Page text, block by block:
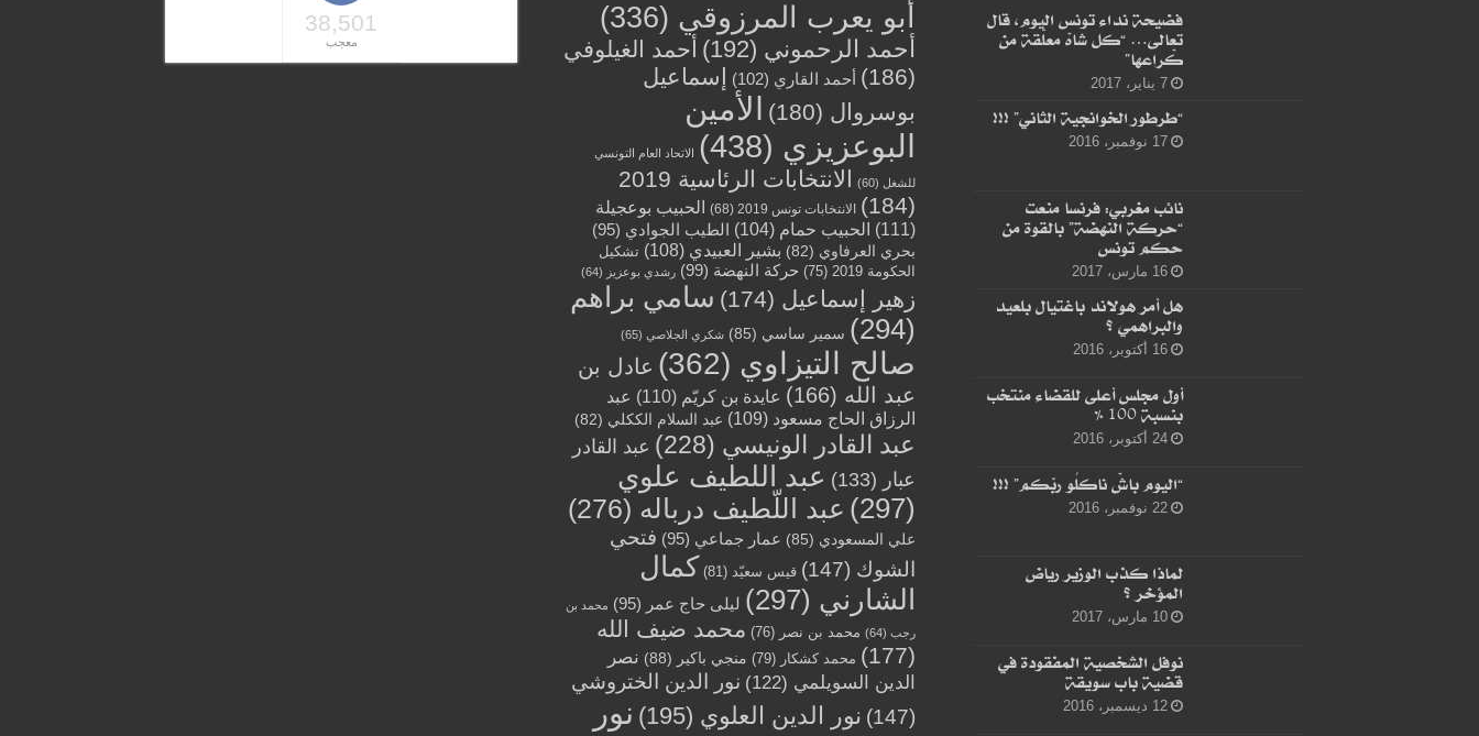
فضيحة نداء تونس اليوم، قال
تعالى… “كل شاهْ معلّقة من
كْراعها”
7 يناير، 2017
“طرطور الخوانجية الثاني” !!!
17 نوفمبر، 2016
نائب مغربي: فرنسا منعت
“حركة النهضة” بالقوة من
حكم تونس
16 مارس، 2017
هل أمر هولاند باغتيال بلعيد
والبراهمي ؟
16 أكتوبر، 2016
أول مجلس أعلى للقضاء منتخب
بنسبة 100 %
24 أكتوبر، 2016
“اليوم باشْ ناكلُو ربّكم” !!!
22 نوفمبر، 2016
لماذا كذب الوزير رياض
المؤخر ؟
10 مارس، 2017
نوفل الشخصية المفقودة في
قضية باب سويقة
12 ديسمبر، 2016
أبو يعرب المرزوقي (336)
أحمد الرحموني (192)
أحمد الغيلوفي
(186)
أحمد القاري (102)
إسماعيل
بوسروال (180)
الأمين
البوعزيزي (438) الاتحاد العام التونسي
للشغل (60)
الانتخابات الرئاسية 2019
(184)
الانتخابات تونس 2019 (68)
الحبيب بوعجيلة
(111)
الحبيب حمام (104) الطيب الجوادي (95)
بحري العرفاوي (82) بشير العبيدي (108)
تشكيل
الحكومة 2019
(75) حركة النهضة (99) رشدي بوعزيز (64)
زهير إسماعيل (174)
سامي براهم
(294)
سمير ساسي (85) شكري الجلاصي(65)
صالح التيزاوي (362)
عادل بن
عبد الله (166) عايدة بن كريّم (110)
عبد
الرزاق الحاج مسعود (109) عبد السلام الككلي (82)
عبد القادر الونيسي (228)
عبد القادر
عبار (133)
عبد اللطيف علوي
(297)
عبد اللّطيف درباله (276)
علي المسعودي (85) عمار جماعي (95)
فتحي
الشوك (147) قيس سعيّد(81)
كمال
الشارني (297) ليلى حاج عمر (95) محمد بن
رجب(64) محمد بن نصر (76)
محمد ضيف الله
(177)
محمد كشكار (79) منجي باكير (88)
نصر
الدين السويلمي (122)
نور الدين الختروشي
(147)
نور الدين العلوي (195)
نور
38,501
معجب